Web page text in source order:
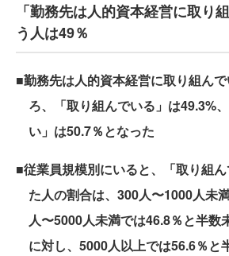
「勤務先は人的資本経営に取り
う人は49％
■勤務先は人的資本経営に取り組ん
ろ、「取り組んでいる」は49.3%
い」は50.7％となった
■従業員規模別にいると、「取り組
た人の割合は、300人〜1000人未
人〜5000人未満では46.8％と半数
に対し、5000人以上では56.6％と